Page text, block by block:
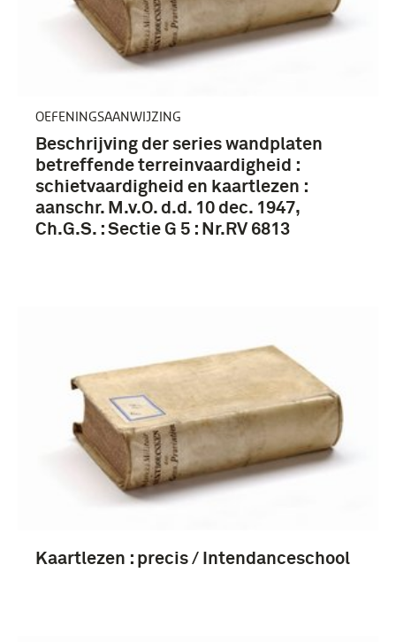
OEFENINGSAANWIJZING
Beschrijving der series wandplaten
betreffende terreinvaardigheid :
schietvaardigheid en kaartlezen :
aanschr. M.v.O. d.d. 10 dec. 1947,
Ch.G.S. : Sectie G 5 : Nr.RV 6813
Kaartlezen : precis / Intendanceschool